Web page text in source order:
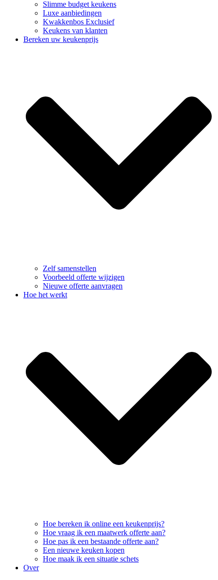
Slimme budget keukens
Luxe aanbiedingen
Kwakkenbos Exclusief
Keukens van klanten
Bereken uw keukenprijs
Zelf samenstellen
Voorbeeld offerte wijzigen
Nieuwe offerte aanvragen
Hoe het werkt
Hoe bereken ik online een keukenprijs?
Hoe vraag ik een maatwerk offerte aan?
Hoe pas ik een bestaande offerte aan?
Een nieuwe keuken kopen
Hoe maak ik een situatie schets
Over